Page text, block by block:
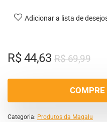
Adicionar a lista de
R$69,99
R$44,63
Categoria: Produtos da Magalu